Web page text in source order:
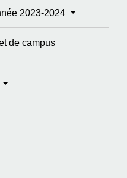
2023-2024
de campus